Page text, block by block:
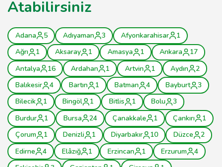
Atabilirsiniz
Adana 5 Adıyaman 3 Afyonkarahisar
1
Ağrı
1 Aksaray 1 Amasya 1 Ankara
17
Antalya
16 Ardahan 1 Artvin 1 Aydın
2
Balıkesir
4 Bartın 1 Batman 4 Bayburt
3
Bilecik
1 Bingöl 1 Bitlis 1 Bolu
3
Burdur
1 Bursa 24 Çanakkale 1 Çankırı
1
Çorum
1 Denizli 1 Diyarbakır 10 Düzce
2
Edirne
4 Elâzığ 1 Erzincan 1 Erzurum
4